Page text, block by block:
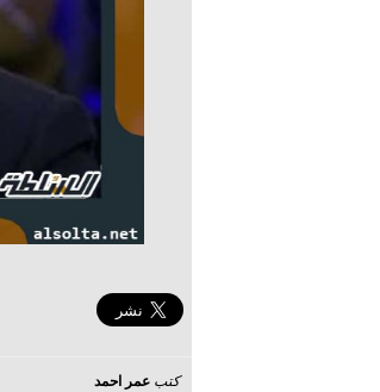
كتب عمر احمد